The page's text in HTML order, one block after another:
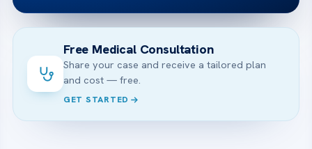
Free Medical Consultation
Share your case and receive a tailored plan
and cost — free.
GET STARTED